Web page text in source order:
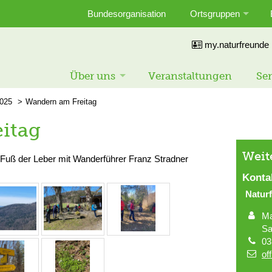
Bundesorganisation Ortsgruppen
my.naturfreunde
Über uns Veranstaltungen
Wandern am Freitag
der Leber mit Wanderführer Franz Stradner